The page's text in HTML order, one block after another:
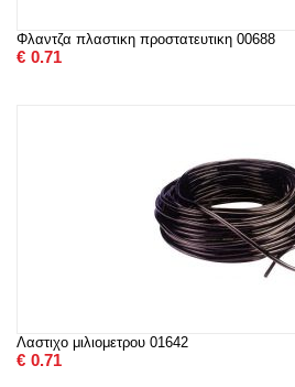
Φλαντζα πλαστικη προστατευτικη 00688
€ 0.71
Λαστιχο μιλιομετρου 01642
€ 0.71